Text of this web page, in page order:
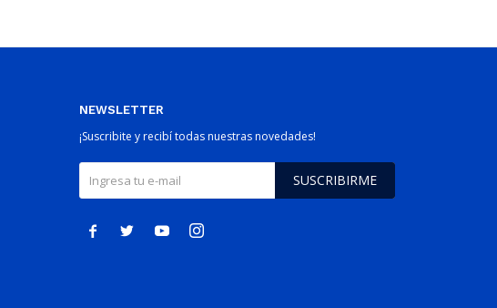
NEWSLETTER
¡Suscribite y recibí todas nuestras novedades!
SUSCRIBIRME
   